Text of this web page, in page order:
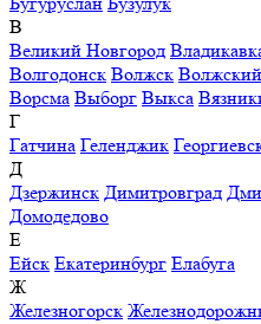
В
Великий Новгород
Волгодонск Волжск Волжский
Ворсма Выборг Выкса
Г
Гатчина Геленджик
Д
Дзержинск Димитровград
Домодедово
Е
Ейск Екатеринбург Елабуга
Ж
Железногорск